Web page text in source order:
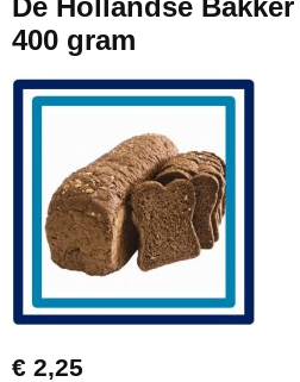
Retour & klachten
Informatie
De Hollandse
400 gram
€ 2,25